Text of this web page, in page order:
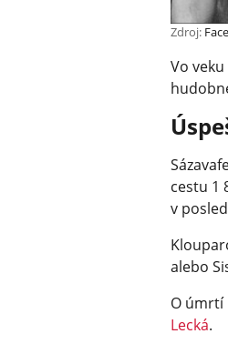
Zdroj:
Vo
cestu 1
v
alebo
O úmrtí
Lecká.